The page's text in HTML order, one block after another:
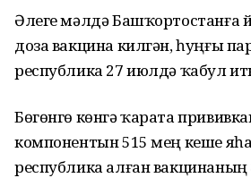
Әлеге мәлдә Башҡортостанға
доза вакцина килгән, һуңғы
республика 27 июлдә ҡабул
Бөгөнгө көнгә ҡарата
компонентын 515 мең кеше
республика алған